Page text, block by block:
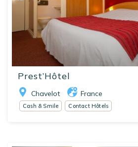
Prest’Hôtel
Chavelot France
Cash & Smile Contact Hôtels